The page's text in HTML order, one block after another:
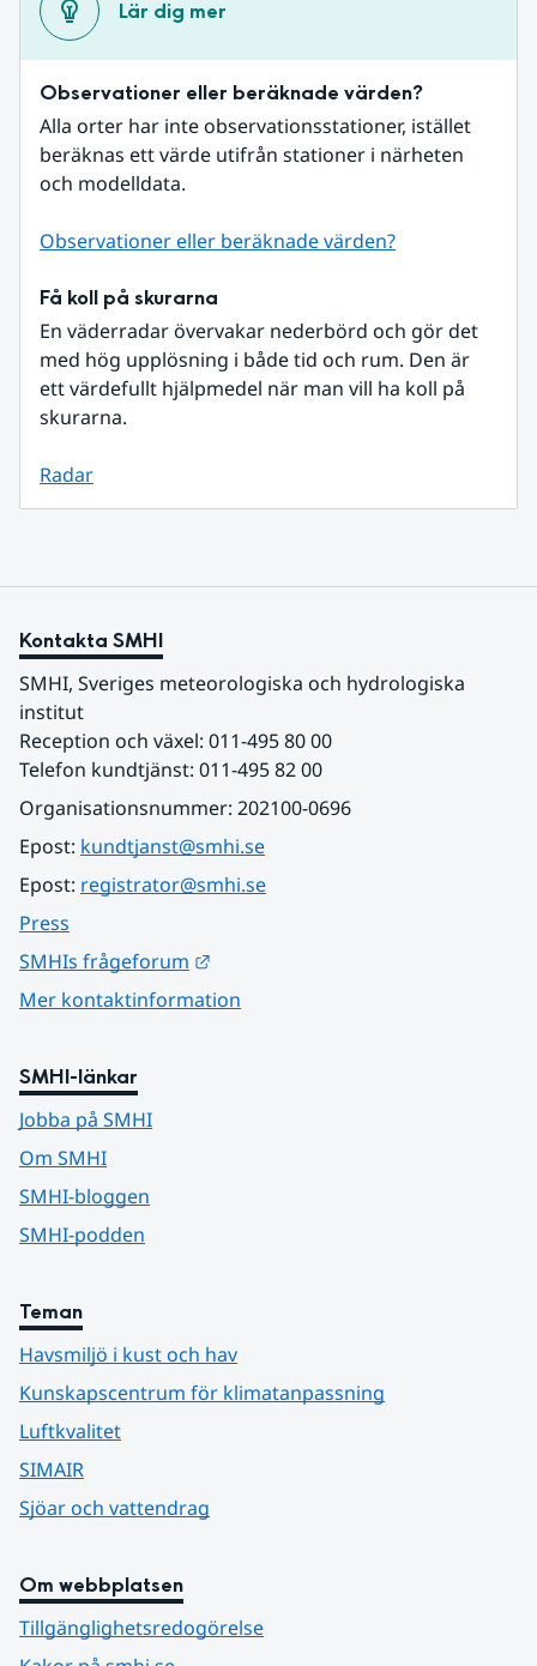
Lär dig mer
Observationer eller beräknade värden?
Alla orter har inte observationsstationer, istället
beräknas ett värde utifrån stationer i närheten
och modelldata.
Observationer eller beräknade värden?
Få koll på skurarna
En väderradar övervakar nederbörd och gör det
med hög upplösning i både tid och rum. Den är
ett värdefullt hjälpmedel när man vill ha koll på
skurarna.
Radar
Kontakta SMHI
SMHI, Sveriges meteorologiska och hydrologiska
institut
Reception och växel: 011-495 80 00
Telefon kundtjänst: 011-495 82 00
Organisationsnummer: 202100-0696
Epost: kundtjanst@smhi.se
Epost: registrator@smhi.se
Press
SMHIs frågeforum
Mer kontaktinformation
SMHI-länkar
Jobba på SMHI
Om SMHI
SMHI-bloggen
SMHI-podden
Teman
Havsmiljö i kust och hav
Kunskapscentrum för klimatanpassning
Luftkvalitet
SIMAIR
Sjöar och vattendrag
Om webbplatsen
Tillgänglighetsredogörelse